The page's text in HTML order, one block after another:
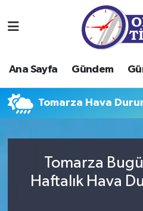
Ana Sayfa Gündem
Tomarza Hava
Tomarza
Haftalık Hava
Gündem
Güncel
Siyaset
Ordu Nöbetçi
Ordu Hava Durumu
Ordu Namaz Vakitleri
Süper Lig Puan